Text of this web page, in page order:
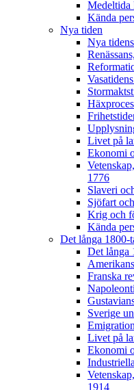
Medeltida
Kända
Nya tiden
Nya
Livet på
Ekonomi
1776
Slaveri
Sjöfart
Krig och
Kända
Det långa 1800-
Det långa
Franska
Sverige
Livet på
Ekonomi
1914